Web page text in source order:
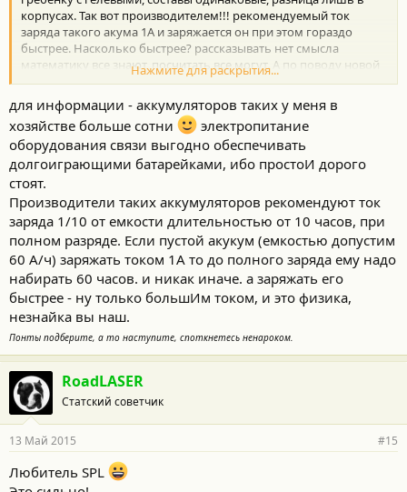
корпусах. Так вот производителем!!! рекомендуемый ток
заряда такого акума 1А и заряжается он при этом гораздо
быстрее. Насколько быстрее? рассказывать нет смысла
математику все знают, посчитать все могут. А по поводу новой
странице в физике, для незнающего, все новое
Нажмите для раскрытия...
для информации - аккумуляторов таких у меня в
хозяйстве больше сотни
электропитание
оборудования связи выгодно обеспечивать
долгоиграющими батарейками, ибо простоИ дорого
стоят.
Производители таких аккумуляторов рекомендуют ток
заряда 1/10 от емкости длительностью от 10 часов, при
полном разряде. Если пустой акукум (емкостью допустим
60 А/ч) заряжать током 1А то до полного заряда ему надо
набирать 60 часов. и никак иначе. а заряжать его
быстрее - ну только большИм током, и это физика,
незнайка вы наш.
Понты подберите, а то наступите, споткнетесь ненароком.
RoadLASER
Статский советчик
13 Май 2015 #15
Любитель SPL